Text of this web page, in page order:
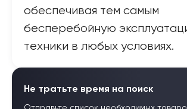
обеспечивая тем самым
бесперебойную
техники в любых условиях.
Не тратьте время на поиск